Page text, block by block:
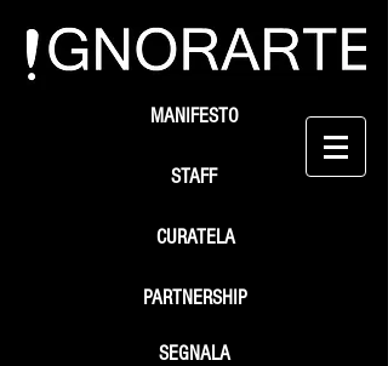
STAFF
SEGNALA
MANIFESTO
PARTNERSHIP
CURATELA